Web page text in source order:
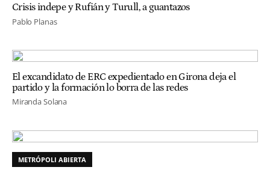
Crisis indepe y Rufián y Turull, a guantazos
Pablo Planas
El excandidato de ERC expedientado en Girona deja el
partido y la formación lo borra de las redes
Miranda Solana
METRÓPOLI ABIERTA